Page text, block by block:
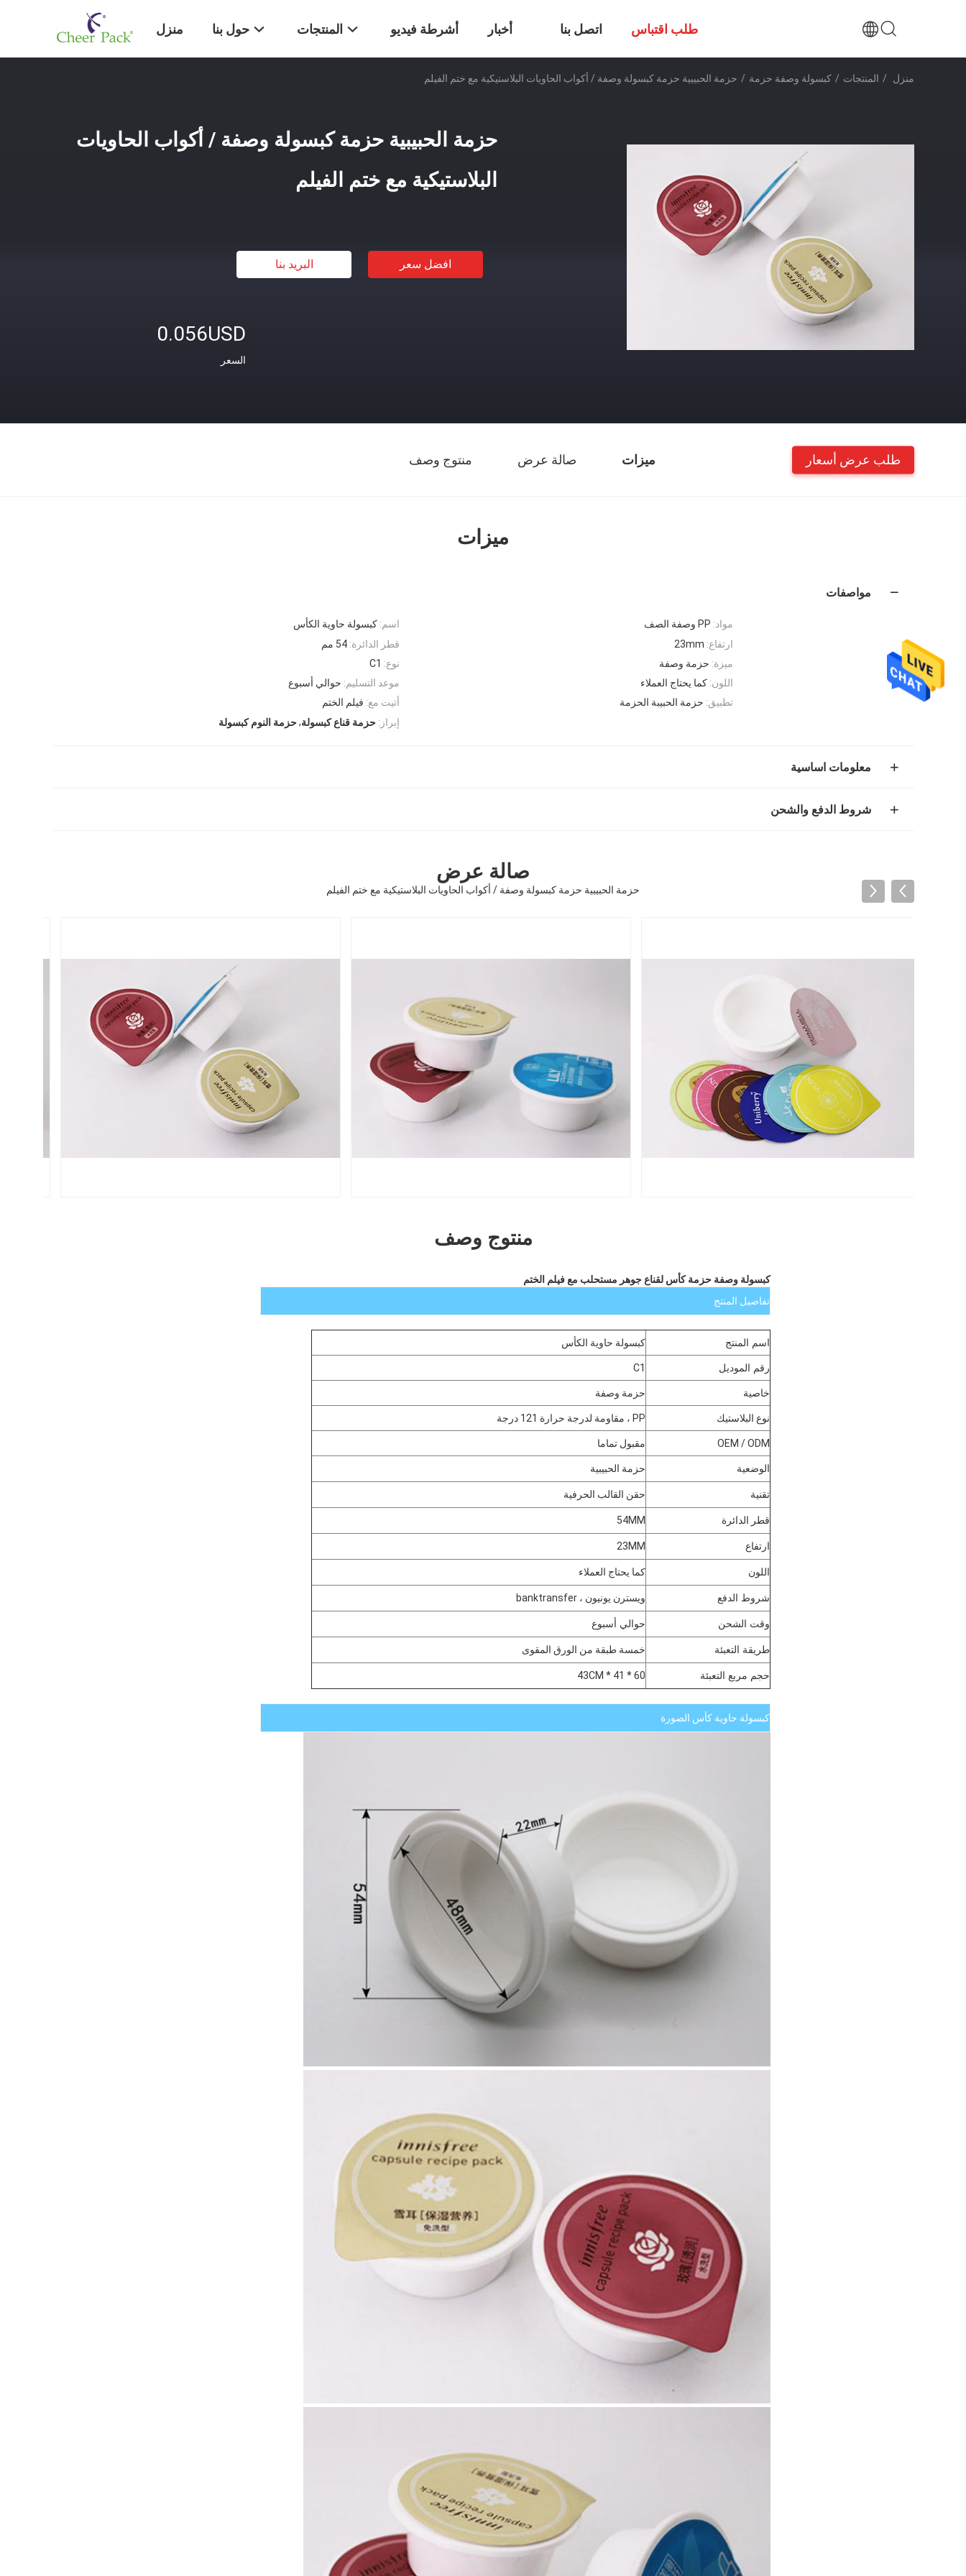
منزل حول بنا المنتجات أشرطة فيديو أخبار اتصل بنا طلب اقتباس
منزل / المنتجات / كبسولة وصفة حزمة / حزمة الحبيبية حزمة كبسولة وصفة / أكواب الحاويات البلاستيكية مع ختم الفيلم
حزمة الحبيبية حزمة كبسولة وصفة / أكواب الحاويات
البلاستيكية مع ختم الفيلم
افضل سعر البريد بنا
0.056USD
السعر
ميزات صالة عرض منتوج وصف طلب عرض أسعار
ميزات
مواصفات
اسم: كبسولة حاوية الكأس مواد: PP وصفة الصف
قطر الدائرة: 54 مم ارتفاع: 23mm
نوع: C1 ميزة: حزمة وصفة
موعد التسليم: حوالي أسبوع اللون: كما يحتاج العملاء
أتيت مع: فيلم الختم تطبيق: حزمة الحبيبة الحزمة
إبراز: حزمة قناع كبسولة,حزمة النوم كبسولة
معلومات اساسية
شروط الدفع والشحن
صالة عرض
حزمة الحبيبية حزمة كبسولة وصفة / أكواب الحاويات البلاستيكية مع ختم الفيلم
منتوج وصف
كبسولة وصفة حزمة كأس لقناع جوهر مستحلب مع فيلم الختم
تفاصيل المنتج
اسم المنتج كبسولة حاوية الكأس
رقم الموديل C1
خاصية حزمة وصفة
نوع البلاستيك PP ، مقاومة لدرجة حرارة 121 درجة
OEM / ODM مقبول تماما
الوضعية حزمة الحبيبية
تقنية حقن القالب الحرفية
قطر الدائرة 54MM
ارتفاع 23MM
اللون كما يحتاج العملاء
شروط الدفع ويسترن يونيون ، banktransfer
وقت الشحن حوالي أسبوع
طريقة التعبئة خمسة طبقة من الورق المقوى
حجم مربع التعبئة 60 * 41 * 43CM
كبسولة حاوية كأس الصورة